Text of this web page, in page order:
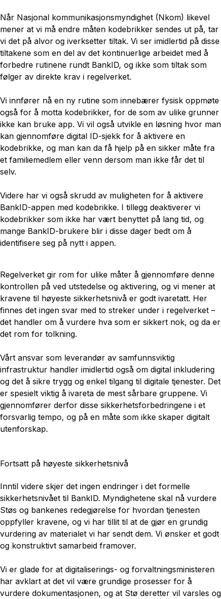
Når Nasjonal kommunikasjonsmyndighet (Nkom) likevel
mener at vi må endre måten kodebrikker sendes ut på, tar
vi det på alvor og iverksetter tiltak. Vi ser imidlertid på disse
tiltakene som en del av det kontinuerlige arbeidet med å
forbedre rutinene rundt BankID, og ikke som tiltak som
følger av direkte krav i regelverket.
Vi innfører nå en ny rutine som innebærer fysisk oppmøte
også for å motta kodebrikker, for de som av ulike grunner
ikke kan bruke app. Vi vil også utvikle en løsning hvor man
kan gjennomføre digital ID-sjekk for å aktivere en
kodebrikke, og man kan da få hjelp på en sikker måte fra
et familiemedlem eller venn dersom man ikke får det til
selv.
Videre har vi også skrudd av muligheten for å aktivere
BankID-appen med kodebrikke. I tillegg deaktiverer vi
kodebrikker som ikke har vært benyttet på lang tid, og
mange BankID-brukere blir i disse dager bedt om å
identifisere seg på nytt i appen.
Regelverket gir rom for ulike måter å gjennomføre denne
kontrollen på ved utstedelse og aktivering, og vi mener at
kravene til høyeste sikkerhetsnivå er godt ivaretatt. Her
finnes det ingen svar med to streker under i regelverket –
det handler om å vurdere hva som er sikkert nok, og da er
det rom for tolkning.
Vårt ansvar som leverandør av samfunnsviktig
infrastruktur handler imidlertid også om digital inkludering
og det å sikre trygg og enkel tilgang til digitale tjenester. Det
er spesielt viktig å ivareta de mest sårbare gruppene. Vi
gjennomfører derfor disse sikkerhetsforbedringene i et
forsvarlig tempo, og på en måte som ikke skaper digitalt
utenforskap.
Fortsatt på høyeste sikkerhetsnivå
Inntil videre skjer det ingen endringer i det formelle
sikkerhetsnivået til BankID. Myndighetene skal nå vurdere
Støs og bankenes redegjørelse for hvordan tjenesten
oppfyller kravene, og vi har tillit til at de gjør en grundig
vurdering av materialet vi har sendt dem. Vi ønsker et godt
og konstruktivt samarbeid framover.
Vi er glade for at digitaliserings- og forvaltningsministeren
har avklart at det vil være grundige prosesser for å
vurdere dokumentasjonen, og at Stø deretter vil varsles og